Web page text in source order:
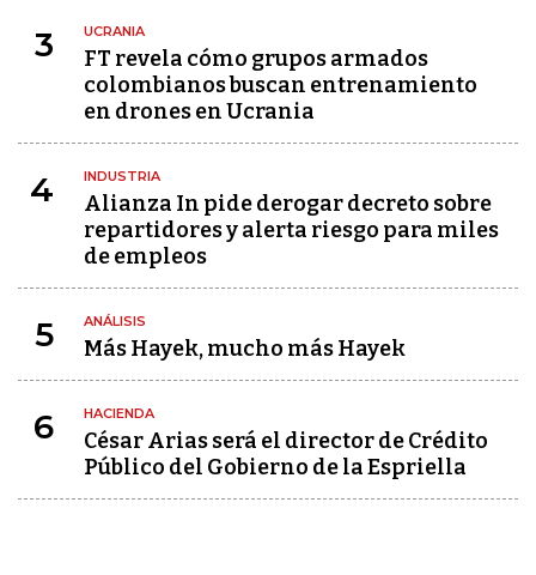
3 UCRANIA
FT revela cómo grupos armados
colombianos buscan entrenamiento
en drones en Ucrania
4 INDUSTRIA
Alianza In pide derogar decreto sobre
repartidores y alerta riesgo para miles
de empleos
5 ANÁLISIS
Más Hayek, mucho más Hayek
6 HACIENDA
César Arias será el director de Crédito
Público del Gobierno de la Espriella